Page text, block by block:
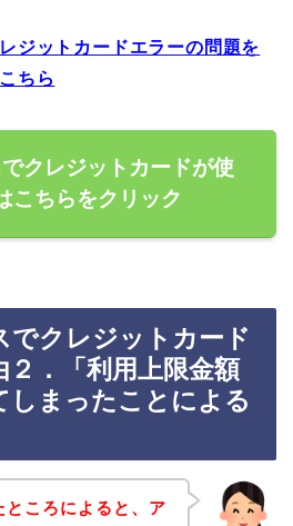
ジットカードエラーの問題を
ちら
クレジットカードが使
こちらをクリック
でクレジットカード
．「利用上限金額
しまったことによる
ところによると、ア